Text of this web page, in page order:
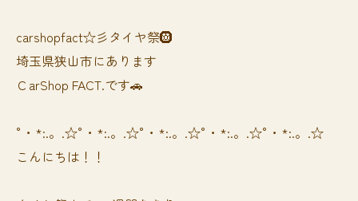
carshopfact☆彡タイヤ祭🛞
埼玉県狭山市にあります
ＣarShop FACT.です🚗
°・*:.。.☆°・*:.。.☆°・*:.。.☆°・*:.。.☆°・*:.。.☆
こんにちは！！